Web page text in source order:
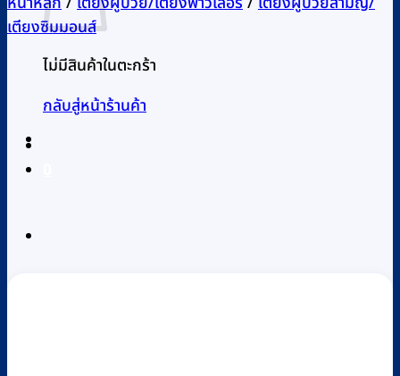
ไม่มีสินค้าในตะกร้า
กลับสู่หน้าร้านค้า
เตียงซิมมอนส์